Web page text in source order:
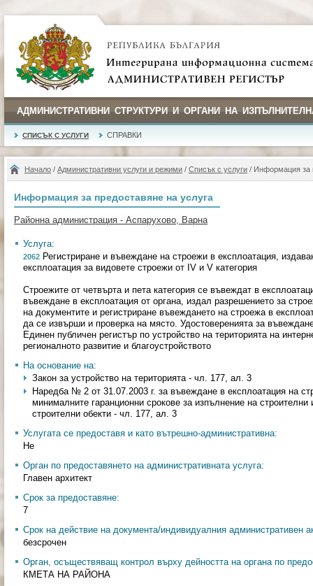
АДМИНИСТРАТИВНИ СТРУКТУРИ И ОРГАНИ НА
СПИСЪК С УСЛУГИ СПРАВКИ
Начало / Административни услуги и режими / Списък с услуги / Информация за
Информация за предоставяне на услуга
Районна администрация - Аспарухово, Варна
Услуга:
2062 Регистриране и въвеждане на строежи в експлоатация,
експлоатация за видовете строежи от IV и V категория
Строежите от четвърта и пета категория се въвеждат в
въвеждане в експлоатация от органа, издал разрешението за
на документите и регистриране въвеждането на строежа в
да се извърши и проверка на място. Удостоверенията за
Единен публичен регистър по устройство на територията на
регионалното развитие и благоустройството
На основание на:
Закон за устройство на територията - чл. 177, ал. 3
Наредба № 2 от 31.07.2003 г. за въвеждане в експлоатация на
минималните гаранционни срокове за изпълнение на
строителни обекти - чл. 177, ал. 3
Услугата се предоставя и като вътрешно-административна:
Не
Орган по предоставянето на административната услуга:
Главен архитект
Срок за предоставяне:
7
Срок на действие на документа/индивидуалния административен
безсрочен
Орган, осъществяващ контрол върху дейността на органа по
КМЕТА НА РАЙОНА